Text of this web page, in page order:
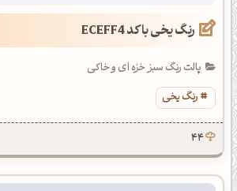
رنگ یخی با کد ECEFF4
پالت رنگ سبز خزه ای و خاکی
رنگ یخی
44